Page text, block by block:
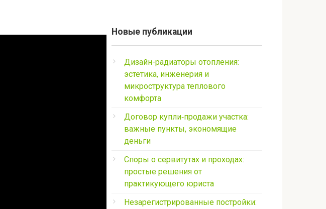
Новые публикации
Дизайн-радиаторы отопления:
эстетика, инженерия и
микроструктура теплового
комфорта
Договор купли‑продажи участка:
важные пункты, экономящие
деньги
Споры о сервитутах и проходах:
простые решения от
практикующего юриста
Незарегистрированные постройки: